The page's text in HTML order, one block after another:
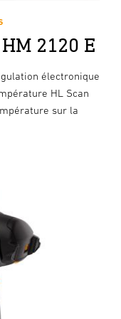
2120 E
électronique
HL Scan
sur la